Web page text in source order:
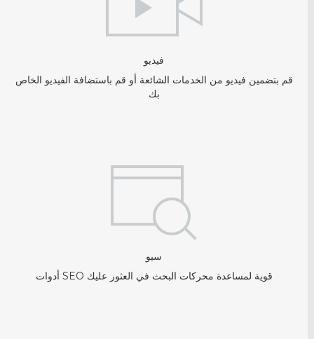
فيديو
قم بتضمين فيديو من الخدمات الشائعة أو قم باستضافة الفيديو الخاص
بك
سيو
أدوات SEO قوية لمساعدة محركات البحث في العثور عليك